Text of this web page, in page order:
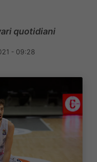
quotidiani
- 09:28